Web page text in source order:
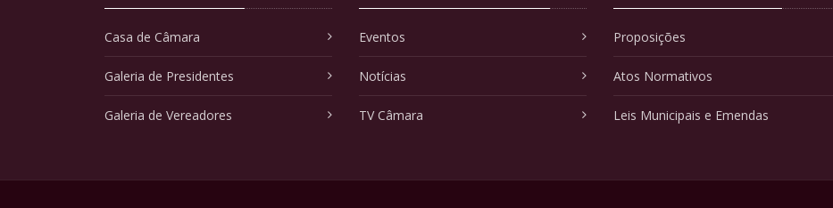
Casa de Câmara
Galeria de Presidentes
Galeria de Vereadores
Eventos
Notícias
TV Câmara
Proposições
Atos Normativos
Leis Municipais e Emendas